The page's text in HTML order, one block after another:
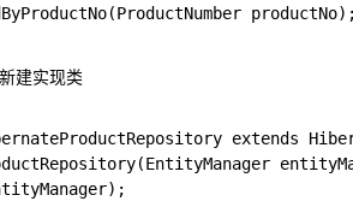
建实现类
extends